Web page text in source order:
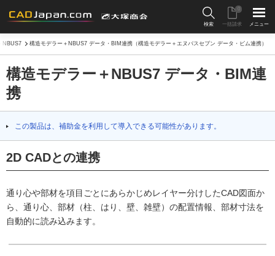
検索 一括請求
0
メニュー
NBUS7 構造モデラー＋NBUS7 データ・BIM連携（構造モデラー＋エヌバスセブン データ・ビム連携）
構造モデラー＋NBUS7 データ・BIM連
携
この製品は、補助金を利用して導入できる可能性があります。
2D CADとの連携
通り心や部材を項目ごとにあらかじめレイヤー分けしたCAD図面か
ら、通り心、部材（柱、はり、壁、雑壁）の配置情報、部材寸法を
自動的に読み込みます。